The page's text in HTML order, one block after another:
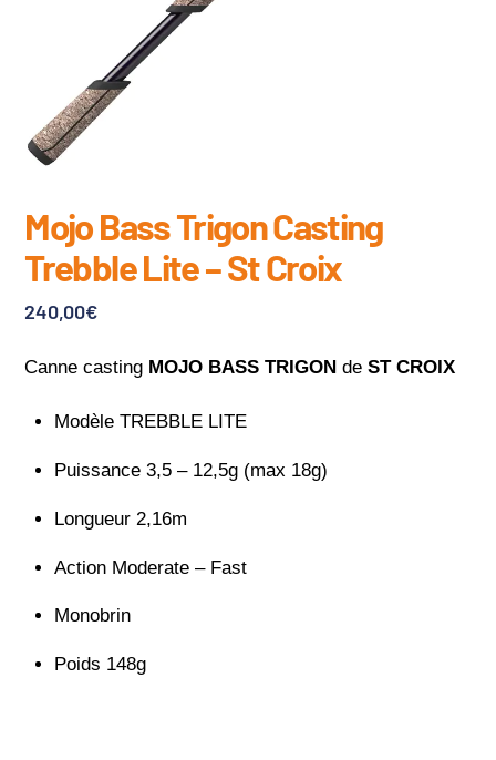
Mojo Bass Trigon Casting
Trebble Lite – St Croix
240,00€
Canne casting MOJO BASS TRIGONdeST CROIX
Modèle TREBBLE LITE
Puissance 3,5 – 12,5g (max 18g)
Longueur 2,16m
Action Moderate – Fast
Monobrin
Poids 148g